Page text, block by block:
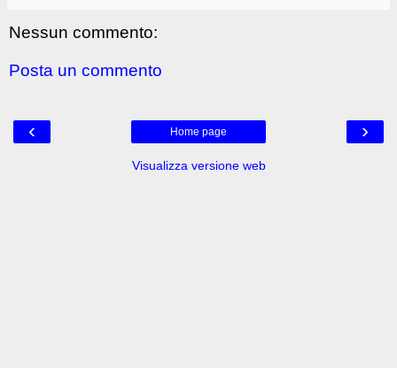
Nessun commento:
Posta un commento
‹ ›
Home page
Visualizza versione web